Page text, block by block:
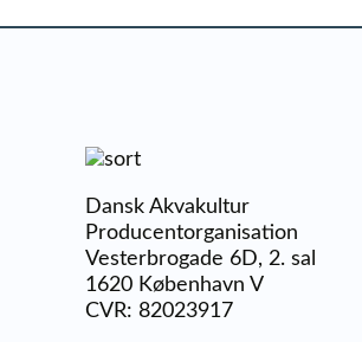
Dansk Akvakultur
Producentorganisation
Vesterbrogade 6D, 2. sal
1620 København V
CVR: 82023917